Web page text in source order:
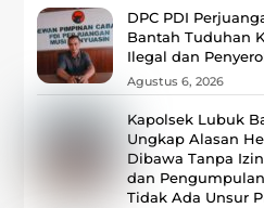
DPC PDI
Bantah Tuduhan
Ilegal dan
Agustus 6, 2026
Kapolsek Lubuk
Ungkap Alasan
Dibawa Tanpa
dan
Tidak Ada Unsur